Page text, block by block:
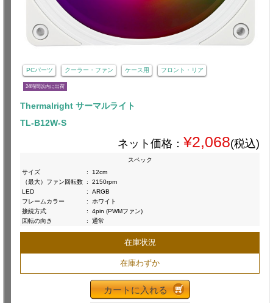
PCパーツ クーラー・ファン ケース用 フロント・リア
24時間以内に出荷
Thermalright サーマルライト
TL-B12W-S
ネット価格： ¥2,068(税込)
スペック
サイズ
:
12cm
（最大）ファン回転数 :
2150rpm
LED
:
ARGB
フレームカラー
:
ホワイト
接続方式
:
4pin (PWMファン)
回転の向き
: 通常
在庫状況
在庫わずか
カートに入れる